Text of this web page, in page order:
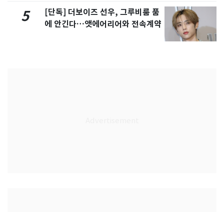
5
[단독] 더보이즈 선우, 그루비룸 품
에 안긴다…앳에어리어와 전속계약